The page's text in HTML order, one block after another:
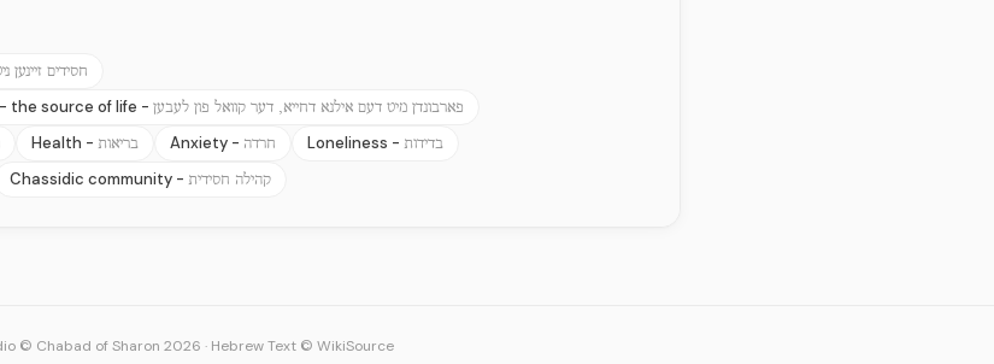
חסידים זיינען
the source of life - פארבונדן מיט דעם אילנא דחייא, דער קוואל פון לעבען
Health - בריאות Anxiety - חרדה Loneliness - בדידות
Chassidic community - קהילה חסידית
© Chabad of Sharon 2026 · Hebrew Text © WikiSource